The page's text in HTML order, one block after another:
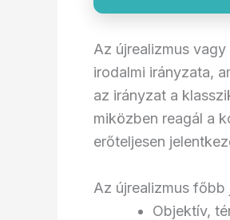
Az újrealizmus
irodalmi irányzata,
az irányzat a
miközben reagál a
erőteljesen
Az újrealizmus főbb
Objektív,